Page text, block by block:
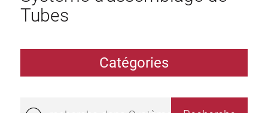
Tubes
Catégories